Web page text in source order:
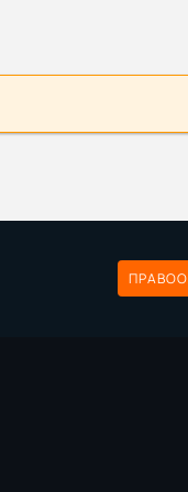
Размер:
Размер:
Размер: